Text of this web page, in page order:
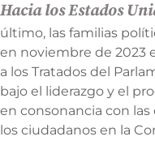
Hacia los Estados
último, las familias
en noviembre de 2023
a los Tratados del
bajo el liderazgo y el
en consonancia con
los ciudadanos en la